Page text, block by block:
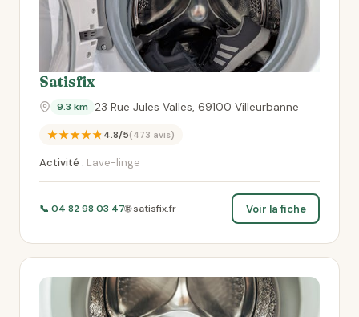
Satisfix
9.3 km 23 Rue Jules Valles, 69100 Villeurbanne
★★★★★4.8/5(473 avis)
Activité : Lave-linge
📞 04 82 98 03 47🌐 satisfix.fr Voir la fiche